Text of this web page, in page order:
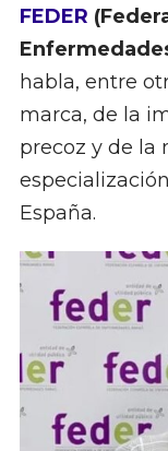
FEDER
habla, entre
marca, de la
precoz y de la
España.